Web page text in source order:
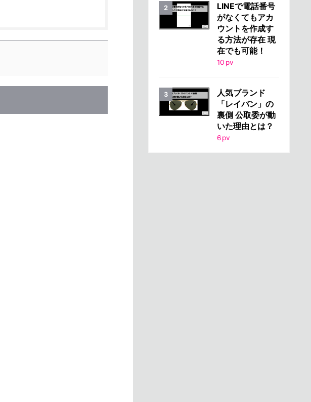
LINEで電話番号
がなくてもアカ
ウントを作成す
る方法が存在 現
在でも可能！
10 pv
人気ブランド
「レイバン」の
裏側 公取委が動
いた理由とは？
6pv